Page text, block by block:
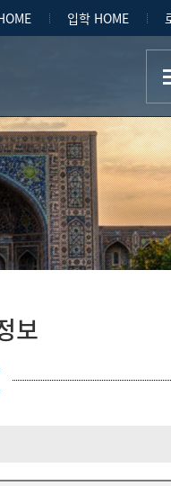
입학 HOME
보